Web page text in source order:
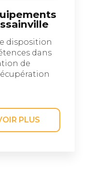
disposition
dans
de
PLUS